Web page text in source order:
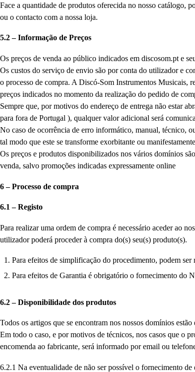
Face a quantidade de produtos oferecida no nosso catálogo,
ou o contacto com a nossa loja.
5.2 – Informação de Preços
Os preços de venda ao público indicados em discosom.pt e
Os custos do serviço de envio são por conta do utilizador e
o processo de compra. A Discó-Som Instrumentos Musicais,
preços indicados no momento da realização do pedido de
Sempre que, por motivos do endereço de entrega não estar
para fora de Portugal ), qualquer valor adicional será
No caso de ocorrência de erro informático, manual, técnico,
tal modo que este se transforme exorbitante ou
Os preços e produtos disponibilizados nos vários domínios
venda, salvo promoções indicadas expressamente online
6 – Processo de compra
6.1 – Registo
Para realizar uma ordem de compra é necessário aceder ao
utilizador poderá proceder à compra do(s) seu(s) produto(s).
Para efeitos de simplificação do procedimento, podem
Para efeitos de Garantia é obrigatório o fornecimento do
6.2 – Disponibilidade dos produtos
Todos os artigos que se encontram nos nossos domínios
Em todo o caso, e por motivos de técnicos, nos casos que o
encomenda ao fabricante, será informado por email ou
6.2.1 Na eventualidade de não ser possível o fornecimento